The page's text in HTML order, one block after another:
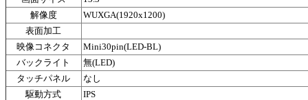
解像度
WUXGA(1920x1200)
表面加工
映像コネクタ
Mini30pin(LED-BL)
バックライト
無(LED)
タッチパネル
なし
駆動方式
IPS